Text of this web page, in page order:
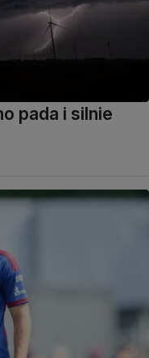
pada i silnie